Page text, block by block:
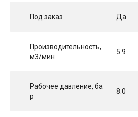
Под заказ Да
Производительность,
м3/мин
5.9
Рабочее давление, ба
р
8.0